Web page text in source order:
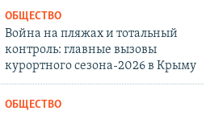
ОБЩЕСТВО
Война на пляжах и тотальный
контроль: главные вызовы
курортного сезона-2026 в Крыму
ОБЩЕСТВО